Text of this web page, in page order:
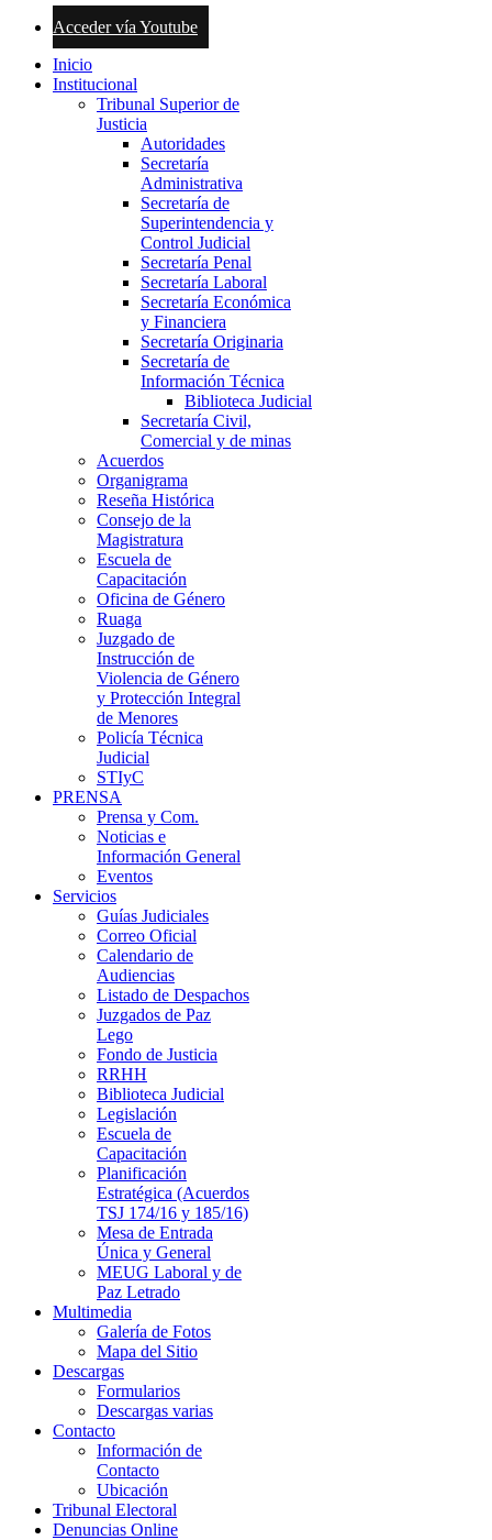
Acceder vía Youtube
Inicio
Institucional
Tribunal Superior de
Justicia
Autoridades
Secretaría
Administrativa
Secretaría de
Superintendencia y
Control Judicial
Secretaría Penal
Secretaría Laboral
Secretaría Económica
y Financiera
Secretaría Originaria
Secretaría de
Información Técnica
Biblioteca Judicial
Secretaría Civil,
Comercial y de minas
Acuerdos
Organigrama
Reseña Histórica
Consejo de la
Magistratura
Escuela de
Capacitación
Oficina de Género
Ruaga
Juzgado de
Instrucción de
Violencia de Género
y Protección Integral
de Menores
Policía Técnica
Judicial
STIyC
PRENSA
Prensa y Com.
Noticias e
Información General
Eventos
Servicios
Guías Judiciales
Correo Oficial
Calendario de
Audiencias
Listado de Despachos
Juzgados de Paz
Lego
Fondo de Justicia
RRHH
Biblioteca Judicial
Legislación
Escuela de
Capacitación
Planificación
Estratégica (Acuerdos
TSJ 174/16 y 185/16)
Mesa de Entrada
Única y General
MEUG Laboral y de
Paz Letrado
Multimedia
Galería de Fotos
Mapa del Sitio
Descargas
Formularios
Descargas varias
Contacto
Información de
Contacto
Ubicación
Tribunal Electoral
Denuncias Online